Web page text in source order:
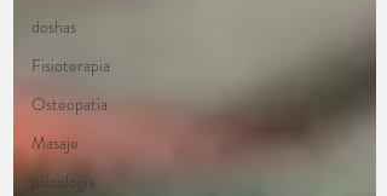
doshas
Fisioterapia
Osteopatia
Masaje
psicología